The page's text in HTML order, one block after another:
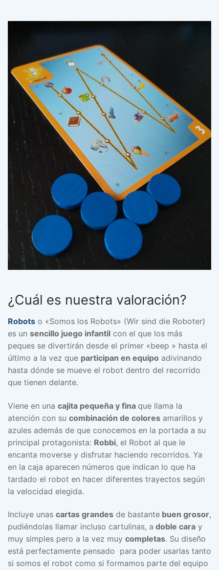
¿Cuál es nuestra valoración?
Robots o «Somos los Robots» (Wir sind die Roboter)
es un sencillo juego infantil con el que los más
peques se divertirán desde el primer «beep » hasta el
último a la vez que participan en equipo adivinando
hasta dónde se mueve el robot dentro del recorrido
que tienen delante.
Viene en una cajita pequeña y fina que llama la
atención con su combinación de colores amarillos y
azules además de que conocemos en la portada a su
principal protagonista: Robbi, el Robot al que le
encanta moverse y disfrutar haciendo recorridos. Ya
en la caja aparecen números que indican lo que ha
tardado el robot en hacer diferentes trayectos según
la velocidad elegida.
Incluye unas cartas grandes de bastante buen grosor,
pudiéndolas llamar incluso cartulinas, a doble cara y
muy simples pero a la vez muy completas. Su diseño
está perfectamente pensado para poder usarlas tanto
si somos el robot como si formamos parte del equipo